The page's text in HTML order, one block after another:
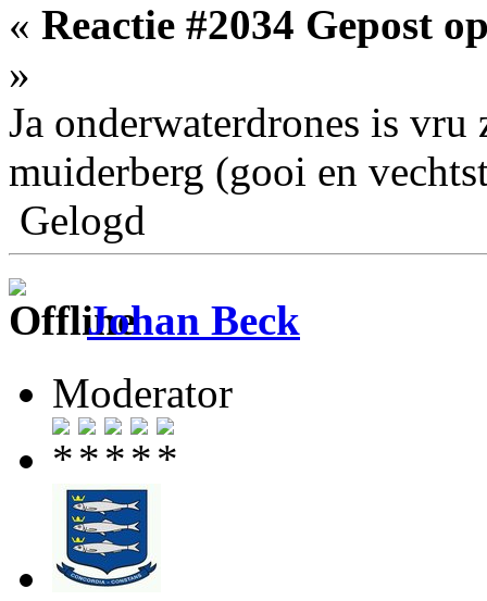
« Reactie #2034 Gepost
»
Ja onderwaterdrones is
muiderberg (gooi en
Gelogd
Johan Beck
Moderator